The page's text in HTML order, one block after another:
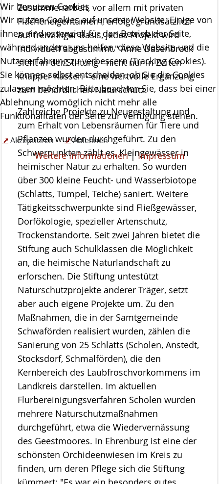
Zusammenarbeit, vor allem mit privaten
Flächeneigentümern, erfolgt grundsätzlich
auf freiwilliger Basis, jedes Projekt wird
individuell abgestimmt." Anne Dasenbrock
sieht in der Stiftung - nicht nur in Zeiten
knapper Kassen - eine wertvolle Ergänzung
zum behördlichen Naturschutz.
Zahlreiche Projekte zu Neugestaltung und
zum Erhalt von Lebensräumen für Tiere und
Pflanzen wurden durchgeführt. Zu den
Schwerpunkten zählt es, Kleingewässer in
heimischer Natur zu erhalten. So wurden
über 300 kleine Feucht- und Wasserbiotope
(Schlatts, Tümpel, Teiche) saniert. Weitere
Tätigkeitsschwerpunkte sind Fließgewässer,
Dorfökologie, spezieller Artenschutz,
Trockenstandorte. Seit zwei Jahren bietet die
Stiftung auch Schulklassen die Möglichkeit
an, die heimische Naturlandschaft zu
erforschen. Die Stiftung untestützt
Naturschutzprojekte anderer Träger, setzt
aber auch eigene Projekte um. Zu den
Maßnahmen, die in der Samtgemeinde
Schwaförden realisiert wurden, zählen die
Sanierung von 25 Schlatts (Scholen, Anstedt,
Stocksdorf, Schmalförden), die den
Kernbereich des Laubfroschvorkommens im
Landkreis darstellen. Im aktuellen
Flurbereinigungsverfahren Scholen wurden
mehrere Naturschutzmaßnahmen
durchgeführt, etwa die Wiedervernässung
des Geestmoores. In Ehrenburg ist eine der
schönsten Orchideenwiesen im Kreis zu
finden, um deren Pflege sich die Stiftung
Wir benutzen Cookies
Wir nutzen Cookies auf unserer Website. Einige von
ihnen sind essenziell für den Betrieb der Seite,
während andere uns helfen, diese Website und die
Nutzererfahrung zu verbessern (Tracking Cookies).
Sie können selbst entscheiden, ob Sie die Cookies
zulassen möchten. Bitte beachten Sie, dass bei einer
Ablehnung womöglich nicht mehr alle
Funktionalitäten der Seite zur Verfügung stehen.
Akzeptieren Ablehnen
Weitere Informationen|Impressum